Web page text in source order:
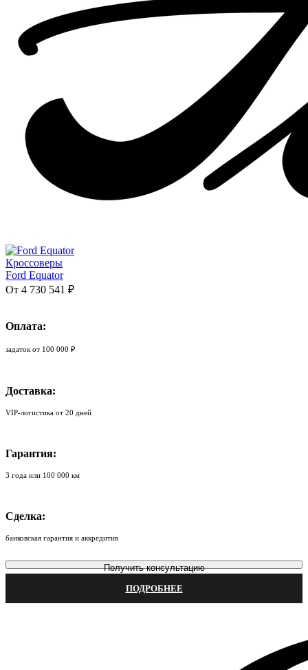
Кроссоверы
Ford Equator
От 4 730 541 ₽
Оплата:
задаток от 100 000 ₽
Доставка:
VIP-логистика от 20 дней
Гарантия:
3 года или 100 000 км
Сделка:
банковская гарантия и аккредитив
Получить консультацию
ПОДРОБНЕЕ